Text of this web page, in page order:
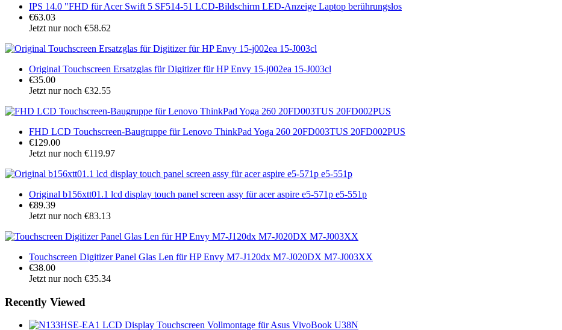
IPS 14.0 "FHD für Acer Swift 5 SF514-51 LCD-Bildschirm LED-Anzeige Laptop berührungslos
€63.03
Jetzt nur noch €58.62
Original Touchscreen Ersatzglas für Digitizer für HP Envy 15-j002ea 15-J003cl
€35.00
Jetzt nur noch €32.55
FHD LCD Touchscreen-Baugruppe für Lenovo ThinkPad Yoga 260 20FD003TUS 20FD002PUS
€129.00
Jetzt nur noch €119.97
Original b156xtt01.1 lcd display touch panel screen assy für acer aspire e5-571p e5-551p
€89.39
Jetzt nur noch €83.13
Touchscreen Digitizer Panel Glas Len für HP Envy M7-J120dx M7-J020DX M7-J003XX
€38.00
Jetzt nur noch €35.34
Recently Viewed